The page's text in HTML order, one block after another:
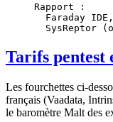
Rapport :
Faraday
SysReptor
Tarifs pentest
Les fourchettes ci-
français (Vaadata,
le baromètre Malt des